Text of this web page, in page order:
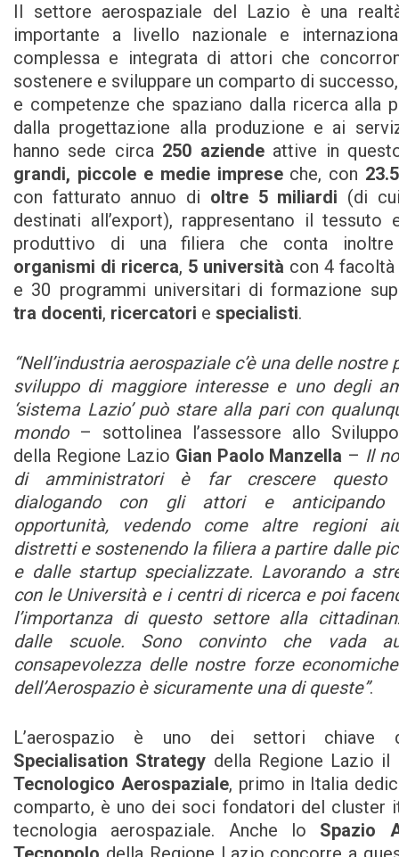
Il settore aerospaziale del Lazio è una
importante a livello nazionale e
complessa e integrata di attori che
sostenere e sviluppare un comparto di
e competenze che spaziano dalla ricerca alla
dalla progettazione alla produzione e ai
hanno sede circa 250 aziendeattive in
grandi, piccole e medie impreseche, con
con fatturato annuo di oltre 5 miliardi (di
destinati all’export), rappresentano il tessuto
produttivo di una filiera che conta
organismi di ricerca, 5 università con 4 facoltà
e 30 programmi universitari di formazione
tra docenti, ricercatori e specialisti.
“Nell’industria aerospaziale c’è una delle
sviluppo di maggiore interesse e uno degli
‘sistema Lazio’ può stare alla pari con
mondo – sottolinea l’assessore allo
della Regione Lazio Gian Paolo Manzella – Il
di amministratori è far crescere questo
dialogando con gli attori e anticipando
opportunità, vedendo come altre regioni
distretti e sostenendo la filiera a partire dalle
e dalle startup specializzate. Lavorando a
con le Università e i centri di ricerca e poi
l’importanza di questo settore alla
dalle scuole. Sono convinto che vada
consapevolezza delle nostre forze
dell’Aerospazio è sicuramente una di queste”.
L’aerospazio è uno dei settori
Specialisation Strategy della Regione Lazio
Tecnologico Aerospaziale, primo in Italia
comparto, è uno dei soci fondatori del cluster
tecnologia aerospaziale. Anche lo Spazio